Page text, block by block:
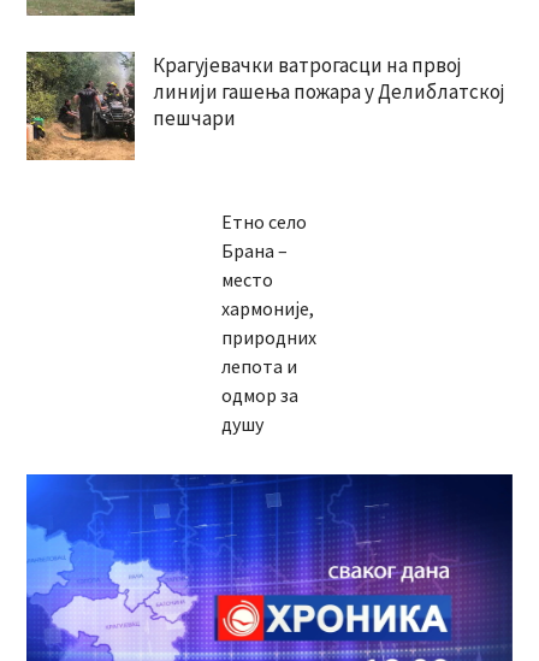
Крагујевачки ватрогасци на првој
линији гашења пожара у Делиблатској
пешчари
Етно село
Брана –
место
хармоније,
природних
лепота и
одмор за
душу